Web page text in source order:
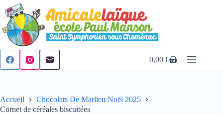
Passer
au
contenu
Panier
0,00€
Accueil
Chocolats De Marlieu Noël 2025
Cornet de céréales biscuitées